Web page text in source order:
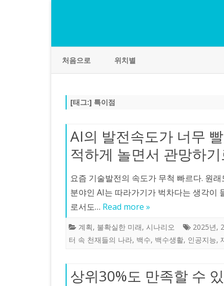
처음으로 위치별
[태그:] 특이점
AI의 발전속도가 너무
적하게 놀면서 관망하
요즘 기술발전의 속도가 무척 빠르다. 원
분야인 AI는 따라가기가 벅차다는 생각이
로서도… Read more »
계획, 불확실한 미래, 시나리오 2025년,
터 속 천재들의 나라, 백수, 백수생활, 인공지능,
상위30%도 만족할 수